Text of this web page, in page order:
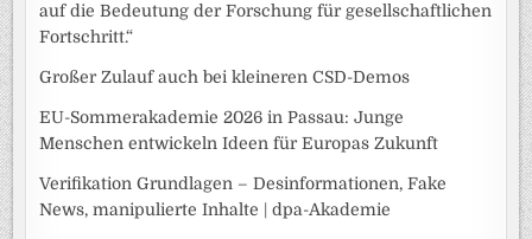
auf die Bedeutung der Forschung für gesellschaftlichen
Fortschritt.“
Großer Zulauf auch bei kleineren CSD-Demos
EU-Sommerakademie 2026 in Passau: Junge
Menschen entwickeln Ideen für Europas Zukunft
Verifikation Grundlagen – Desinformationen, Fake
News, manipulierte Inhalte | dpa-Akademie